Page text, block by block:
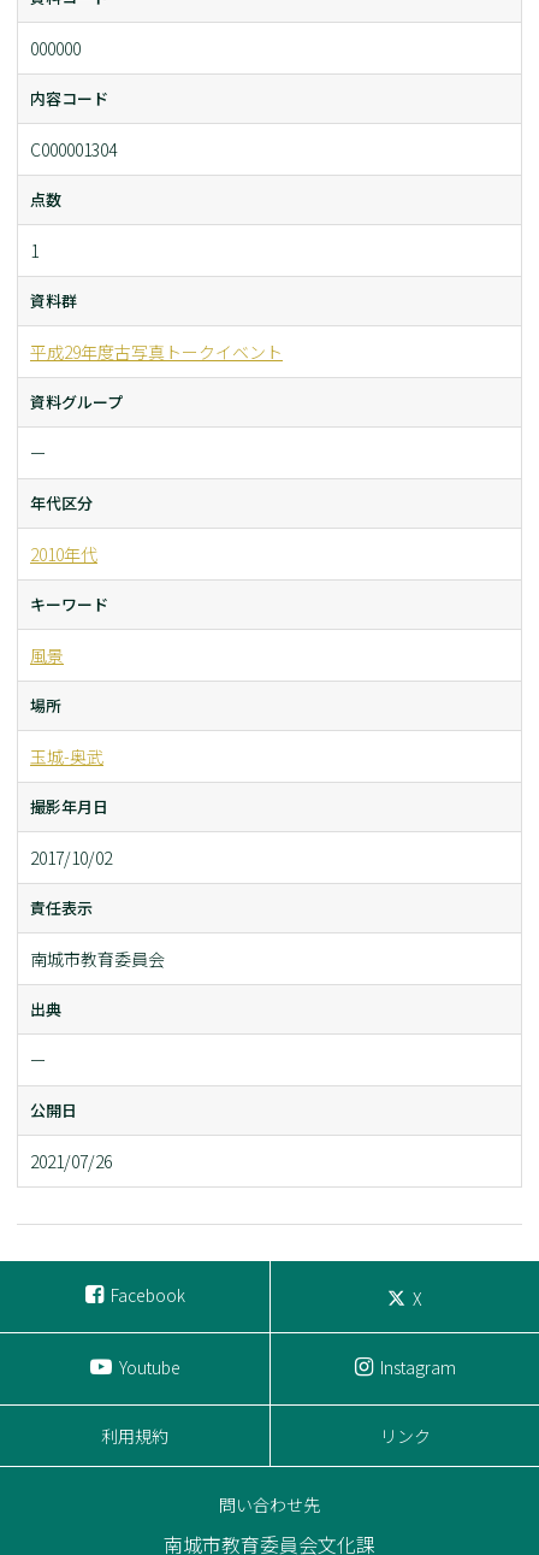
000000
内容コード
C000001304
点数
1
資料群
平成29年度古写真トークイベント
資料グループ
ー
年代区分
2010年代
キーワード
風景
場所
玉城-奥武
撮影年月日
2017/10/02
責任表示
南城市教育委員会
出典
ー
公開日
2021/07/26
Facebook X
Youtube Instagram
利用規約 リンク
問い合わせ先
南城市教育委員会文化課